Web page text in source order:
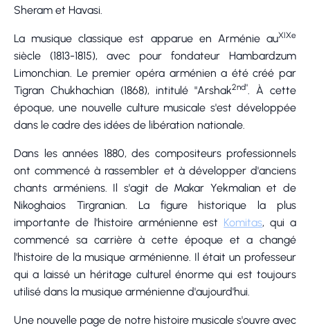
Sheram et Havasi.
La musique classique est apparue en Arménie auXIXe
siècle (1813-1815), avec pour fondateur Hambardzum
Limonchian. Le premier opéra arménien a été créé par
Tigran Chukhachian (1868), intitulé "Arshak2nd". À cette
époque, une nouvelle culture musicale s'est développée
dans le cadre des idées de libération nationale.
Dans les années 1880, des compositeurs professionnels
ont commencé à rassembler et à développer d'anciens
chants arméniens. Il s'agit de Makar Yekmalian et de
Nikoghaios Tirgranian. La figure historique la plus
importante de l'histoire arménienne est Komitas, qui a
commencé sa carrière à cette époque et a changé
l'histoire de la musique arménienne. Il était un professeur
qui a laissé un héritage culturel énorme qui est toujours
utilisé dans la musique arménienne d'aujourd'hui.
Une nouvelle page de notre histoire musicale s'ouvre avec